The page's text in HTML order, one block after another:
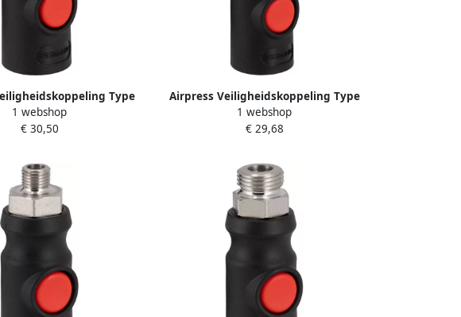
Type
binnendraad 43E804
1 webshop
€ 30,50
Airpress Veiligheidskoppeling Type
Euro 10 mm slangaansluiting 43E810
1 webshop
€ 29,68